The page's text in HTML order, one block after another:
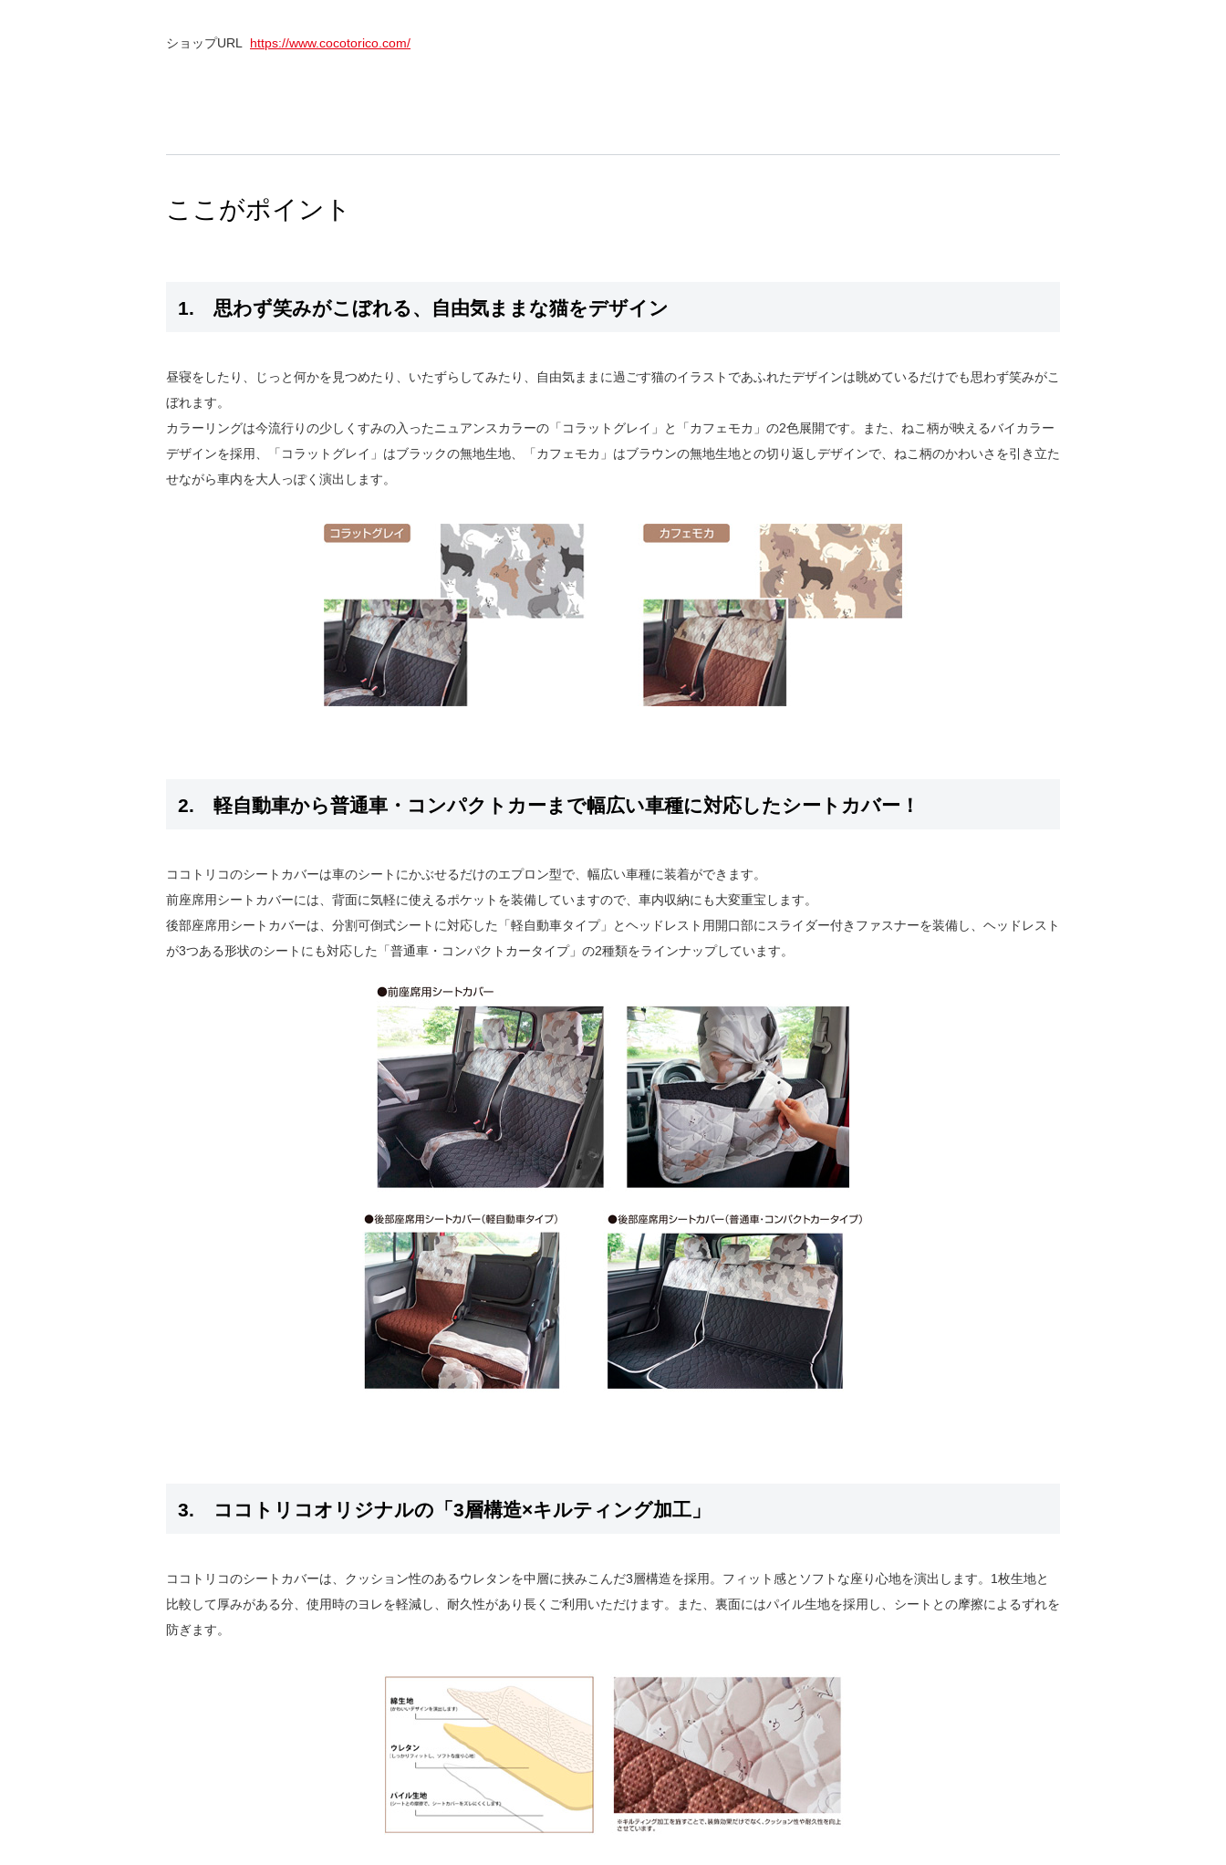
ショップURL https://www.cocotorico.com/
ここがポイント
1. 思わず笑みがこぼれる、自由気ままな猫をデザイン
昼寝をしたり、じっと何かを見つめたり、いたずらしてみたり、自由気ままに過ごす猫のイラストであふれたデザインは眺めているだけでも思わず笑みがこ
ぼれます。
カラーリングは今流行りの少しくすみの入ったニュアンスカラーの「コラットグレイ」と「カフェモカ」の2色展開です。また、ねこ柄が映えるバイカラー
デザインを採用、「コラットグレイ」はブラックの無地生地、「カフェモカ」はブラウンの無地生地との切り返しデザインで、ねこ柄のかわいさを引き立た
せながら車内を大人っぽく演出します。
2. 軽自動車から普通車・コンパクトカーまで幅広い車種に対応したシートカバー！
ココトリコのシートカバーは車のシートにかぶせるだけのエプロン型で、幅広い車種に装着ができます。
前座席用シートカバーには、背面に気軽に使えるポケットを装備していますので、車内収納にも大変重宝します。
後部座席用シートカバーは、分割可倒式シートに対応した「軽自動車タイプ」とヘッドレスト用開口部にスライダー付きファスナーを装備し、ヘッドレスト
が3つある形状のシートにも対応した「普通車・コンパクトカータイプ」の2種類をラインナップしています。
3. ココトリコオリジナルの「3層構造×キルティング加工」
ココトリコのシートカバーは、クッション性のあるウレタンを中層に挟みこんだ3層構造を採用。フィット感とソフトな座り心地を演出します。1枚生地と
比較して厚みがある分、使用時のヨレを軽減し、耐久性があり長くご利用いただけます。また、裏面にはパイル生地を採用し、シートとの摩擦によるずれを
防ぎます。